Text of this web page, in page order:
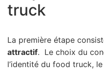
truck
La première étape
attractif. Le choix du
l’identité du food truck, le